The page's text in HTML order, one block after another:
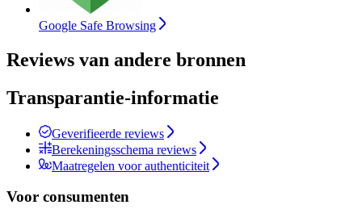
Google Safe Browsing
Reviews van andere bronnen
Transparantie-informatie
Geverifieerde reviews
Berekeningsschema reviews
Maatregelen voor authenticiteit
Voor consumenten